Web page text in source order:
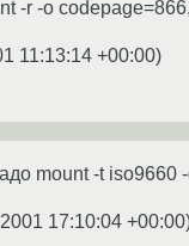
-r -o
11:13:14 +00:00)
mount -t
17:10:04 +00:00